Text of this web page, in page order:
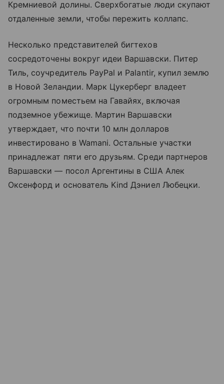
Кремниевой долины. Сверхбогатые люди скупают
отдаленные земли, чтобы пережить коллапс.
Несколько представителей бигтехов
сосредоточены вокруг идеи Варшавски. Питер
Тиль, соучредитель PayPal и Palantir, купил землю
в Новой Зеландии. Марк Цукерберг владеет
огромным поместьем на Гавайях, включая
подземное убежище. Мартин Варшавски
утверждает, что почти 10 млн долларов
инвестировано в Wamani. Остальные участки
принадлежат пяти его друзьям. Среди партнеров
Варшавски — посол Аргентины в США Алек
Оксенфорд и основатель Kind Дэниел Любецки.